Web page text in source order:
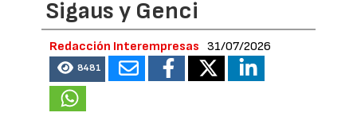
Sigaus y Genci
Redacción Interempresas 31/07/2026
8481